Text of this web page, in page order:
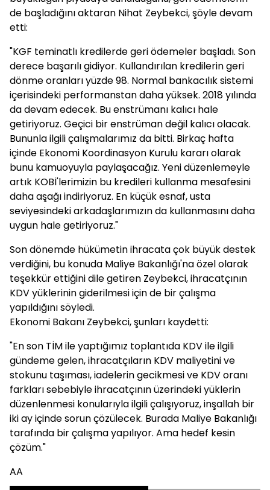
de başladığını aktaran Nihat Zeybekci, şöyle devam
etti:
"KGF teminatlı kredilerde geri ödemeler başladı. Son
derece başarılı gidiyor. Kullandırılan kredilerin geri
dönme oranları yüzde 98. Normal bankacılık sistemi
içerisindeki performanstan daha yüksek. 2018 yılında
da devam edecek. Bu enstrümanı kalıcı hale
getiriyoruz. Geçici bir enstrüman değil kalıcı olacak.
Bununla ilgili çalışmalarımız da bitti. Birkaç hafta
içinde Ekonomi Koordinasyon Kurulu kararı olarak
bunu kamuoyuyla paylaşacağız. Yeni düzenlemeyle
artık KOBİ'lerimizin bu kredileri kullanma mesafesini
daha aşağı indiriyoruz. En küçük esnaf, usta
seviyesindeki arkadaşlarımızın da kullanmasını daha
uygun hale getiriyoruz."
Son dönemde hükümetin ihracata çok büyük destek
verdiğini, bu konuda Maliye Bakanlığı'na özel olarak
teşekkür ettiğini dile getiren Zeybekci, ihracatçının
KDV yüklerinin giderilmesi için de bir çalışma
yapıldığını söyledi.
Ekonomi Bakanı Zeybekci, şunları kaydetti:
"En son TİM ile yaptığımız toplantıda KDV ile ilgili
gündeme gelen, ihracatçıların KDV maliyetini ve
stokunu taşıması, iadelerin gecikmesi ve KDV oranı
farkları sebebiyle ihracatçının üzerindeki yüklerin
düzenlenmesi konularıyla ilgili çalışıyoruz, inşallah bir
iki ay içinde sorun çözülecek. Burada Maliye Bakanlığı
tarafında bir çalışma yapılıyor. Ama hedef kesin
çözüm."
AA